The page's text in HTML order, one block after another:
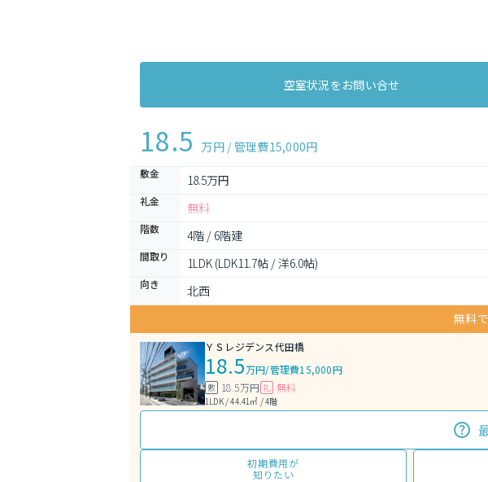
空室状況をお問い合せ
18.5 万円 / 管理費15,000円
敷金 18.5万円
礼金 無料
階数 4階 / 6階建
間取り 1LDK (LDK11.7帖 / 洋6.0帖)
向き
北西
無料
ＹＳレジデンス代田橋
18.5万円/管理費15,000円
敷 18.5万円 礼 無料
1LDK / 44.41㎡ / 4階
初期費用が
知りたい